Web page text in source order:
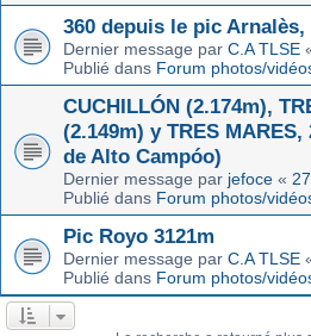
360 depuis le pic Arnalès,
Dernier message par C.A TLSE
Publié dans Forum photos/
CUCHILLÓN (2.174m),
(2.149m) y TRES
de Alto Campóo)
Dernier message par jefoce «
Publié dans Forum photos/
Pic Royo 3121m
Dernier message par C.A TLSE
Publié dans Forum photos/